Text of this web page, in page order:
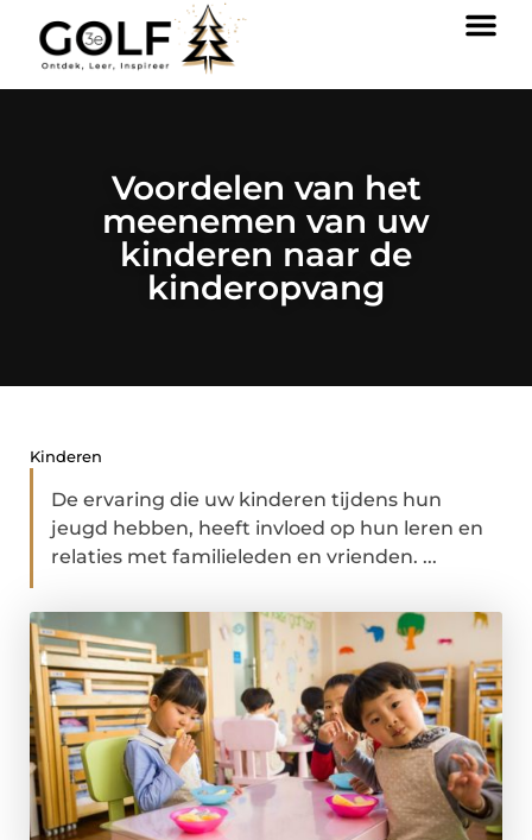
Voordelen van het
meenemen van uw
kinderen naar de
kinderopvang
Kinderen
De ervaring die uw kinderen tijdens hun
jeugd hebben, heeft invloed op hun leren en
relaties met familieleden en vrienden. ...